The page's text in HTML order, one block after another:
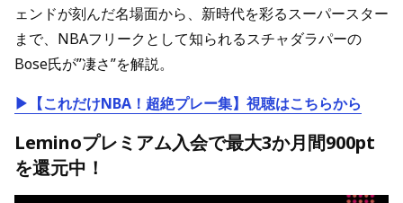
ェンドが刻んだ名場面から、新時代を彩るスーパースター
まで、NBAフリークとして知られるスチャダラパーの
Bose氏が”凄さ”を解説。
▶【これだけNBA！超絶プレー集】視聴はこちらから
Leminoプレミアム入会で最大3か月間900pt
を還元中！